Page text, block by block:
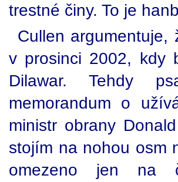
trestné činy. To je
Cullen argumentuje,
v prosinci 2002, kdy
Dilawar. Tehdy
memorandum o
ministr obrany
stojím na nohou osm
omezeno jen na